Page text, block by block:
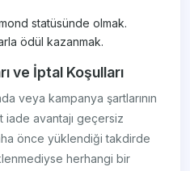
statüsünde olmak.
ödül kazanmak.
ve İptal Koşulları
veya kampanya şartlarının
iade avantajı geçersiz
önce yüklendiği takdirde
herhangi bir